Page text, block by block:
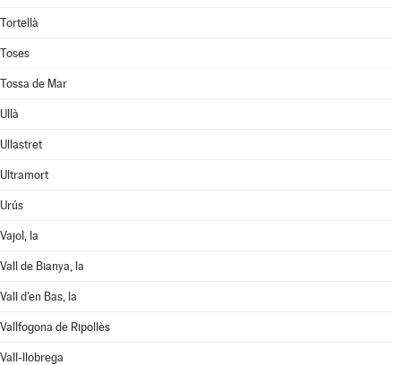
Tortellà
Toses
Tossa de Mar
Ullà
Ullastret
Ultramort
Urús
Vajol, la
Vall de Bianya, la
Vall d'en Bas, la
Vallfogona de Ripollès
Vall-llobrega